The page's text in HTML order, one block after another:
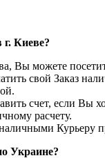
г. Киеве?
Вы можете
свой Заказ
счет, если Вы
расчету.
Курьеру
Украине?